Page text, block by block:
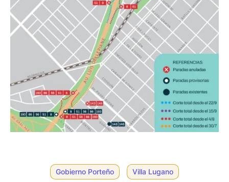
Gobierno Porteño Villa Lugano